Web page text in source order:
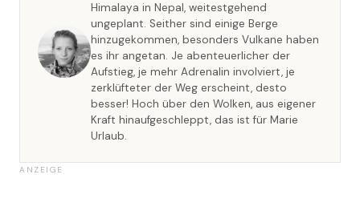
Himalaya in Nepal, weitestgehend
ungeplant. Seither sind einige Berge
hinzugekommen, besonders Vulkane haben
es ihr angetan. Je abenteuerlicher der
Aufstieg, je mehr Adrenalin involviert, je
zerklüfteter der Weg erscheint, desto
besser! Hoch über den Wolken, aus eigener
Kraft hinaufgeschleppt, das ist für Marie
Urlaub.
ANZEIGE